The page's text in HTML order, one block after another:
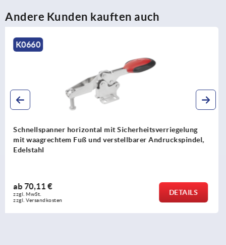
Andere Kunden kauften auch
K1243
Minischnellspanner horizontal mit senkrechtem Fuß und
verstellbarer Andruckspindel
ab10,10 €
zzgl. MwSt.
zzgl. Versandkosten
DETAILS